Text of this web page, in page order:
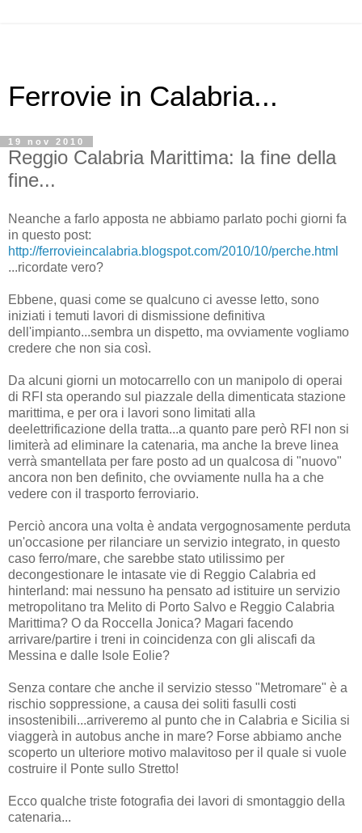
Ferrovie in Calabria...
19 nov 2010
Reggio Calabria Marittima: la fine della
fine...
Neanche a farlo apposta ne abbiamo parlato pochi giorni fa
in questo post:
http://ferrovieincalabria.blogspot.com/2010/10/perche.html
...ricordate vero?
Ebbene, quasi come se qualcuno ci avesse letto, sono
iniziati i temuti lavori di dismissione definitiva
dell'impianto...sembra un dispetto, ma ovviamente vogliamo
credere che non sia così.
Da alcuni giorni un motocarrello con un manipolo di operai
di RFI sta operando sul piazzale della dimenticata stazione
marittima, e per ora i lavori sono limitati alla
deelettrificazione della tratta...a quanto pare però RFI non si
limiterà ad eliminare la catenaria, ma anche la breve linea
verrà smantellata per fare posto ad un qualcosa di "nuovo"
ancora non ben definito, che ovviamente nulla ha a che
vedere con il trasporto ferroviario.
Perciò ancora una volta è andata vergognosamente perduta
un'occasione per rilanciare un servizio integrato, in questo
caso ferro/mare, che sarebbe stato utilissimo per
decongestionare le intasate vie di Reggio Calabria ed
hinterland: mai nessuno ha pensato ad istituire un servizio
metropolitano tra Melito di Porto Salvo e Reggio Calabria
Marittima? O da Roccella Jonica? Magari facendo
arrivare/partire i treni in coincidenza con gli aliscafi da
Messina e dalle Isole Eolie?
Senza contare che anche il servizio stesso "Metromare" è a
rischio soppressione, a causa dei soliti fasulli costi
insostenibili...arriveremo al punto che in Calabria e Sicilia si
viaggerà in autobus anche in mare? Forse abbiamo anche
scoperto un ulteriore motivo malavitoso per il quale si vuole
costruire il Ponte sullo Stretto!
Ecco qualche triste fotografia dei lavori di smontaggio della
catenaria...